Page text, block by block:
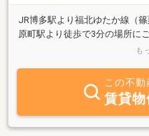
JR博多駅より福北ゆたか線（
原町駅より徒歩で3分の場所に
でのお客様のご来店しやすい
倒"そんなお客様にも駅までお
お気軽にご相談下さい！
も
この不動
賃貸